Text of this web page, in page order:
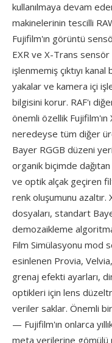
kullanılmaya devam
makinelerinin tescilli
Fujifilm'ın görüntü
EXR ve X-Trans
işlenmemiş çıktıyı
yakalar ve kamera içi
bilgisini korur. RAF'ı
önemli özellik
neredeyse tüm diğer
Bayer RGGB düzeni
organik biçimde
ve optik alçak geçiren
renk oluşumunu
dosyaları, standart
demozaikleme
Film Simülasyonu mod
esinlenen Provia,
grenaj efekti ayarları,
optikleri için lens
veriler saklar. Önemli
— Fujifilm'ın onlarca
meta verilerine gömülü